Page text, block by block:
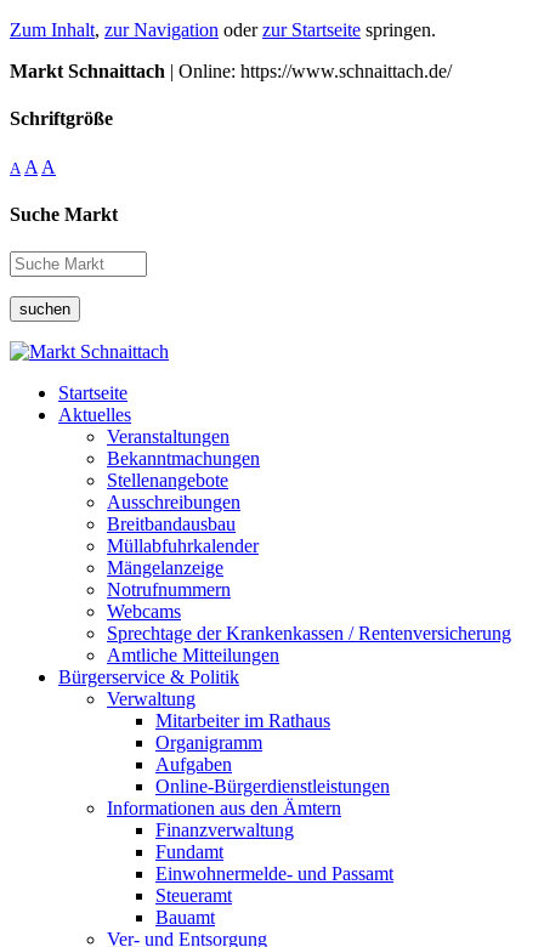
Zum Inhalt, zur Navigation oderzur Startseite springen.
Markt Schnaittach | Online: https://www.schnaittach.de/
Schriftgröße
A A A
Suche Markt
suchen
Startseite
Aktuelles
Veranstaltungen
Bekanntmachungen
Stellenangebote
Ausschreibungen
Breitbandausbau
Müllabfuhrkalender
Mängelanzeige
Notrufnummern
Webcams
Sprechtage der Krankenkassen / Rentenversicherung
Amtliche Mitteilungen
Bürgerservice & Politik
Verwaltung
Mitarbeiter im Rathaus
Organigramm
Aufgaben
Online-Bürgerdienstleistungen
Informationen aus den Ämtern
Finanzverwaltung
Fundamt
Einwohnermelde- und Passamt
Steueramt
Bauamt
Ver- und Entsorgung